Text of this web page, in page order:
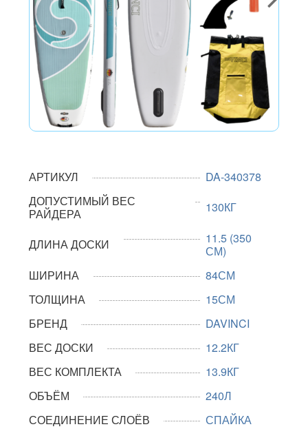
АРТИКУЛ
DA-340378
ДОПУСТИМЫЙ ВЕС
РАЙДЕРА
130КГ
ДЛИНА ДОСКИ
11.5 (350
СМ)
ШИРИНА
84СМ
ТОЛЩИНА
15СМ
БРЕНД
DAVINCI
ВЕС ДОСКИ
12.2КГ
ВЕС КОМПЛЕКТА
13.9КГ
ОБЪЁМ
240Л
СОЕДИНЕНИЕ СЛОЁВ
СПАЙКА